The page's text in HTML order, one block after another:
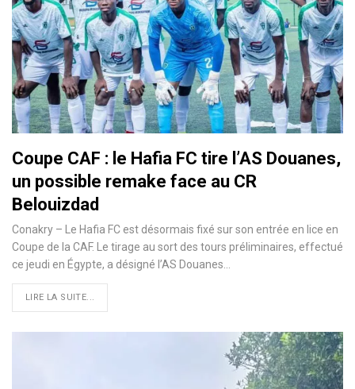
Coupe CAF : le Hafia FC tire l’AS Douanes,
un possible remake face au CR
Belouizdad
Conakry – Le Hafia FC est désormais fixé sur son entrée en lice en
Coupe de la CAF. Le tirage au sort des tours préliminaires, effectué
ce jeudi en Égypte, a désigné l’AS Douanes…
LIRE LA SUITE...